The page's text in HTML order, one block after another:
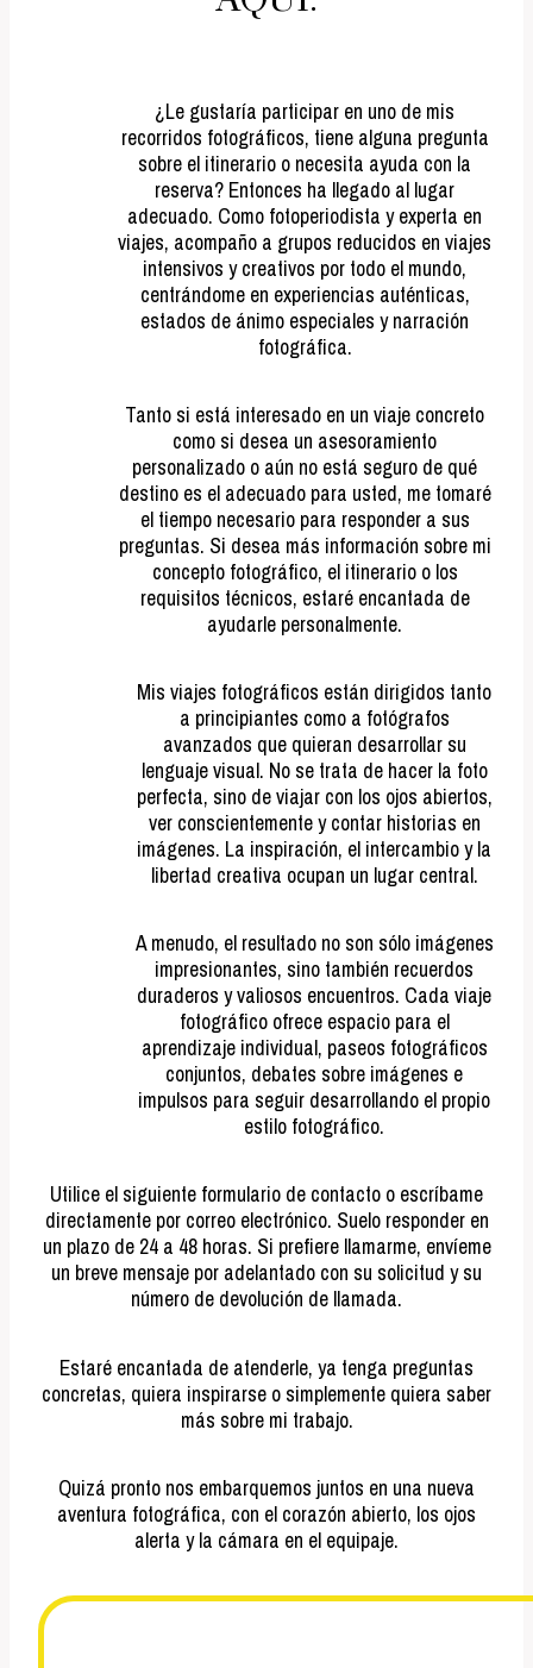
¿Le gustaría participar en uno de mis
recorridos fotográficos, tiene alguna pregunta
sobre el itinerario o necesita ayuda con la
reserva? Entonces ha llegado al lugar
adecuado. Como fotoperiodista y experta en
viajes, acompaño a grupos reducidos en viajes
intensivos y creativos por todo el mundo,
centrándome en experiencias auténticas,
estados de ánimo especiales y narración
fotográfica.
Tanto si está interesado en un viaje concreto
como si desea un asesoramiento
personalizado o aún no está seguro de qué
destino es el adecuado para usted, me tomaré
el tiempo necesario para responder a sus
preguntas. Si desea más información sobre mi
concepto fotográfico, el itinerario o los
requisitos técnicos, estaré encantada de
ayudarle personalmente.
Mis viajes fotográficos están dirigidos tanto
a principiantes como a fotógrafos
avanzados que quieran desarrollar su
lenguaje visual. No se trata de hacer la foto
perfecta, sino de viajar con los ojos abiertos,
ver conscientemente y contar historias en
imágenes. La inspiración, el intercambio y la
libertad creativa ocupan un lugar central.
A menudo, el resultado no son sólo imágenes
impresionantes, sino también recuerdos
duraderos y valiosos encuentros. Cada viaje
fotográfico ofrece espacio para el
aprendizaje individual, paseos fotográficos
conjuntos, debates sobre imágenes e
impulsos para seguir desarrollando el propio
estilo fotográfico.
Utilice el siguiente formulario de contacto o escríbame
directamente por correo electrónico. Suelo responder en
un plazo de 24 a 48 horas. Si prefiere llamarme, envíeme
un breve mensaje por adelantado con su solicitud y su
número de devolución de llamada.
Estaré encantada de atenderle, ya tenga preguntas
concretas, quiera inspirarse o simplemente quiera saber
más sobre mi trabajo.
Quizá pronto nos embarquemos juntos en una nueva
aventura fotográfica, con el corazón abierto, los ojos
alerta y la cámara en el equipaje.